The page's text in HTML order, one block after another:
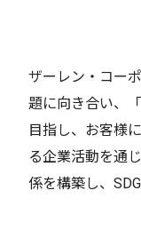
ザーレン・コー
題に向き合い、
目指し、お客様
る企業活動を通
係を構築し、